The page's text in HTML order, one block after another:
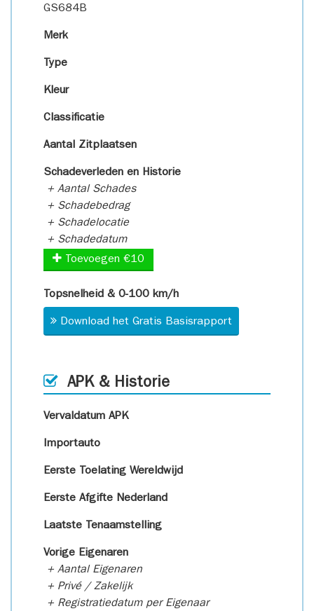
GS684B
Merk
Type
Kleur
Classificatie
Aantal Zitplaatsen
Schadeverleden en Historie
+ Aantal Schades
+ Schadebedrag
+ Schadelocatie
+ Schadedatum
Toevoegen €10
Topsnelheid & 0-100 km/h
Download het Gratis Basisrapport
APK & Historie
Vervaldatum APK
Importauto
Eerste Toelating Wereldwijd
Eerste Afgifte Nederland
Laatste Tenaamstelling
Vorige Eigenaren
+ Aantal Eigenaren
+ Privé / Zakelijk
+ Registratiedatum per Eigenaar